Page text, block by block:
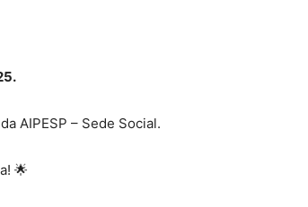
AIPESP – Sede Social.
🌟